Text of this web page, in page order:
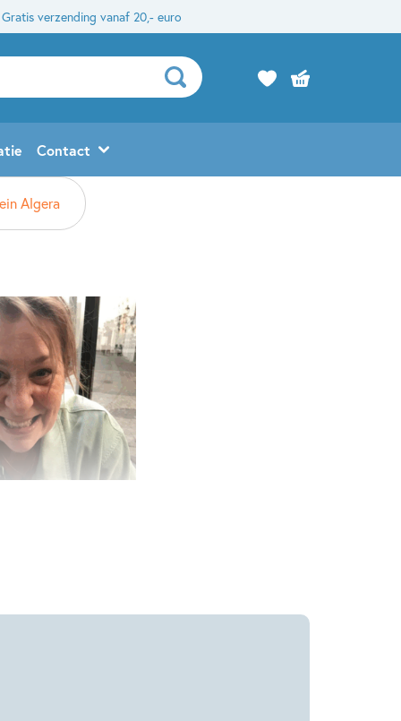
Gratis verzending vanaf 20,- euro
Contact
Algera